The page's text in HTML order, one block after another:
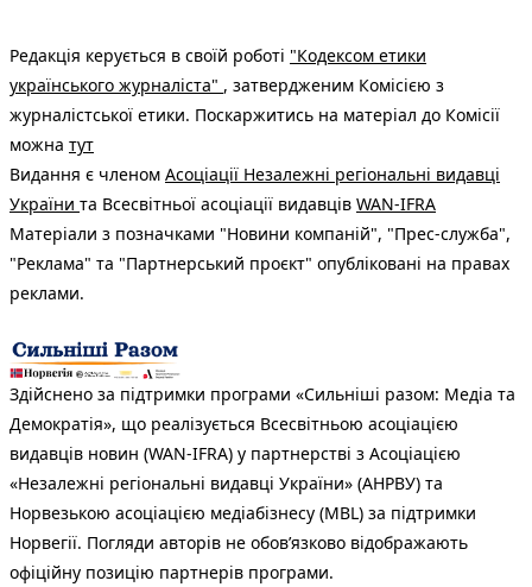
Редакція керується в своїй роботі "Кодексом етики
українського журналіста" , затвердженим Комісією з
журналістської етики. Поскаржитись на матеріал до Комісії
можна тут
Видання є членом Асоціації Незалежні регіональні видавці
України та Всесвітньої асоціації видавців WAN-IFRA
Матеріали з позначками "Новини компаній", "Прес-служба",
"Реклама" та "Партнерський проєкт" опубліковані на правах
реклами.
Здійснено за підтримки програми «Сильніші разом: Медіа та
Демократія», що реалізується Всесвітньою асоціацією
видавців новин (WAN-IFRA) у партнерстві з Асоціацією
«Незалежні регіональні видавці України» (АНРВУ) та
Норвезькою асоціацією медіабізнесу (MBL) за підтримки
Норвегії. Погляди авторів не обов’язково відображають
офіційну позицію партнерів програми.